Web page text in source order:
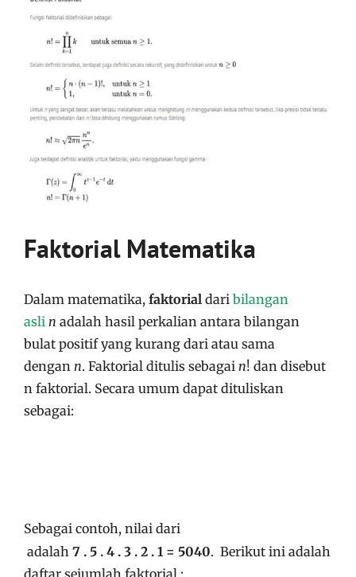
Faktorial Matematika
Dalam matematika, faktorial dari bilangan
asli n adalah hasil perkalian antara bilangan
bulat positif yang kurang dari atau sama
dengan n. Faktorial ditulis sebagai n! dan disebut
n faktorial. Secara umum dapat dituliskan
sebagai:
Sebagai contoh, nilai dari
adalah 7 . 5 . 4 . 3 . 2 . 1 = 5040. Berikut ini adalah